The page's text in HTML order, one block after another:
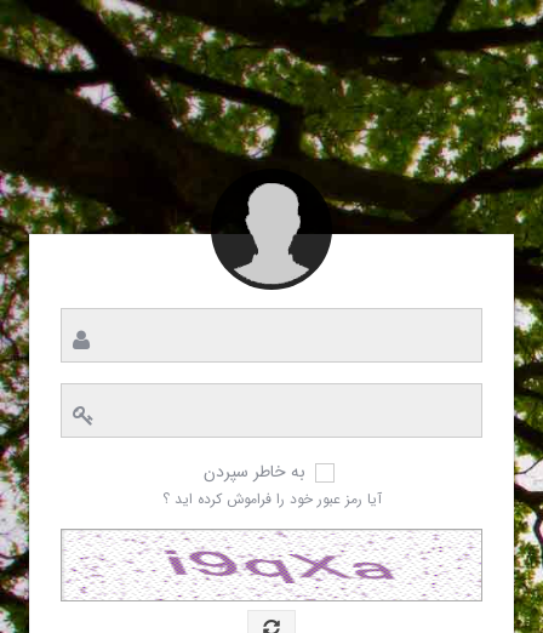
به خاطر سپردن
آیا رمز عبور خود را فراموش کرده اید ؟